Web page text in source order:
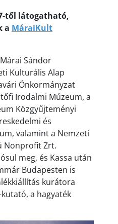
től látogatható,
a MáraiKult
Sándor
Kulturális Alap
Önkormányzat
Irodalmi Múzeum, a
Közgyűjteményi
és
valamint a Nemzeti
Nonprofit Zrt.
meg, és Kassa után
Budapesten is
kurátora
a hagyaték